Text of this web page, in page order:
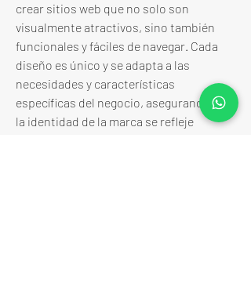
crear sitios web que no solo son
visualmente atractivos, sino también
funcionales y fáciles de navegar. Cada
diseño es único y se adapta a las
necesidades y características
específicas del negocio, asegurando que
la identidad de la marca se refleje